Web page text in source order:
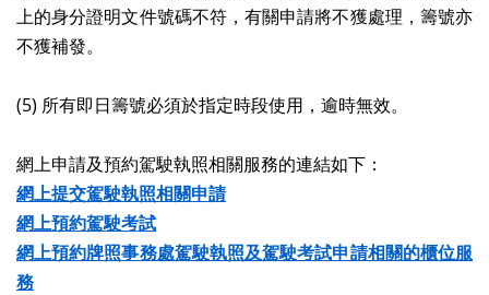
上的身分證明文件號碼不符，有關申請將不獲處理，籌號亦
不獲補發。
(5) 所有即日籌號必須於指定時段使用，逾時無效。
網上申請及預約駕駛執照相關服務的連結如下：
網上提交駕駛執照相關申請
網上預約駕駛考試
網上預約牌照事務處駕駛執照及駕駛考試申請相關的櫃位服
務